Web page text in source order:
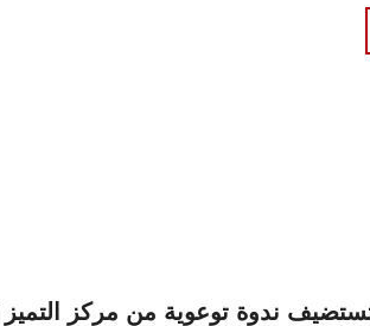
ندوة توعوية من مركز التميز